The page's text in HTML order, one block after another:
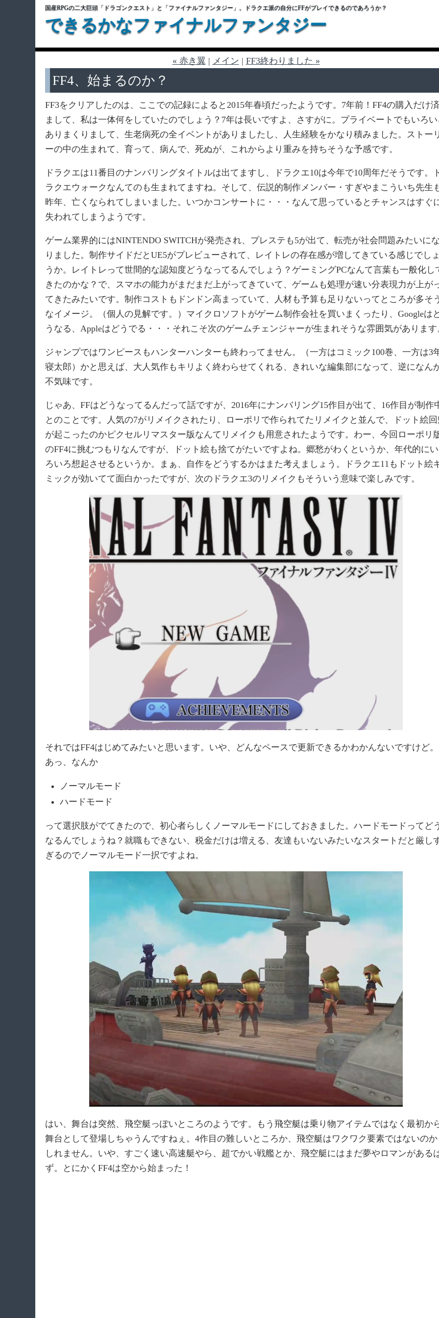
国産RPGの二大巨頭「ドラゴンクエスト」と「ファイナルファンタジー」。ドラクエ派の自分にFFがプレイできるのであろうか？
できるかなファイナルファンタジー
« 赤き翼| メイン | FF3終わりました »
FF4、始まるのか？
FF3をクリアしたのは、ここでの記録によると2015年春頃だったようです。7年前！FF4の購入だけ済
まして、私は一体何をしていたのでしょう？7年は長いですよ、さすがに。プライベートでもいろい
ありまくりまして、生老病死の全イベントがありましたし、人生経験をかなり積みました。ストー
ーの中の生まれて、育って、病んで、死ぬが、これからより重みを持ちそうな予感です。
ドラクエは11番目のナンバリングタイトルは出てますし、ドラクエ10は今年で10周年だそうです。
ラクエウォークなんてのも生まれてますね。そして、伝説的制作メンバー・すぎやまこういち先生
昨年、亡くなられてしまいました。いつかコンサートに・・・なんて思っているとチャンスはすぐ
失われてしまうようです。
ゲーム業界的にはNINTENDO SWITCHが発売され、プレステも5が出て、転売が社会問題みたいにな
りました。制作サイドだとUE5がプレビューされて、レイトレの存在感が増してきている感じでしょ
うか。レイトレって世間的な認知度どうなってるんでしょう？ゲーミングPCなんて言葉も一般化し
きたのかな？で、スマホの能力がまだまだ上がってきていて、ゲームも処理が速い分表現力が上が
てきたみたいです。制作コストもドンドン高まっていて、人材も予算も足りないってところが多そ
なイメージ。（個人の見解です。）マイクロソフトがゲーム制作会社を買いまくったり、Googleは
うなる、Appleはどうでる・・・それこそ次のゲームチェンジャーが生まれそうな雰囲気があります
ジャンプではワンピースもハンターハンターも終わってません。（一方はコミック100巻、一方は3
寝太郎）かと思えば、大人気作もキリよく終わらせてくれる、きれいな編集部になって、逆になん
不気味です。
じゃあ、FFはどうなってるんだって話ですが、2016年にナンバリング15作目が出て、16作目が制作
とのことです。人気の7がリメイクされたり、ローポリで作られてたリメイクと並んで、ドット絵回
が起こったのかピクセルリマスター版なんてリメイクも用意されたようです。わー、今回ローポリ
のFF4に挑むつもりなんですが、ドット絵も捨てがたいですよね。郷愁がわくというか、年代的にい
ろいろ想起させるというか。まぁ、自作をどうするかはまた考えましょう。ドラクエ11もドット絵
ミックが効いてて面白かったですが、次のドラクエ3のリメイクもそういう意味で楽しみです。
それではFF4はじめてみたいと思います。いや、どんなペースで更新できるかわかんないですけど。
あっ、なんか
ノーマルモード
ハードモード
って選択肢がでてきたので、初心者らしくノーマルモードにしておきました。ハードモードってど
なるんでしょうね？就職もできない、税金だけは増える、友達もいないみたいなスタートだと厳し
ぎるのでノーマルモード一択ですよね。
はい、舞台は突然、飛空艇っぽいところのようです。もう飛空艇は乗り物アイテムではなく最初か
舞台として登場しちゃうんですねぇ。4作目の難しいところか、飛空艇はワクワク要素ではないのか
しれません。いや、すごく速い高速艇やら、超でかい戦艦とか、飛空艇にはまだ夢やロマンがある
ず。とにかくFF4は空から始まった！